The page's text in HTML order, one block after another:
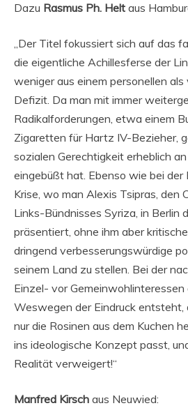
Dazu Rasmus Ph. Helt aus
„Der Titel fokussiert sich auf das
die eigentliche Achillesferse der
weniger aus einem personellen
Defizit. Da man mit immer
Radikalforderungen, etwa einem
Zigaretten für Hartz IV-Bezieher,
sozialen Gerechtigkeit erheblich
eingebüßt hat. Ebenso wie bei der
Krise, wo man Alexis Tsipras, den
Links-Bündnisses Syriza, in Berlin
präsentiert, ohne ihm aber
dringend verbesserungswürdige
seinem Land zu stellen. Bei der
Einzel- vor Gemeinwohlinteressen
Weswegen der Eindruck entsteht,
nur die Rosinen aus dem Kuchen
ins ideologische Konzept passt,
Realität verweigert!“
Manfred Kirsch aus Neuwied: